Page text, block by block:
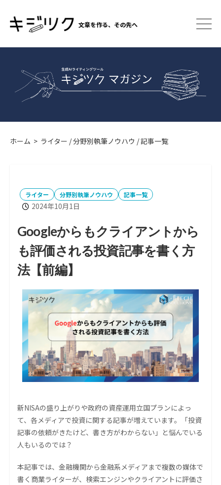
ツ
文章を作る、その先へ
メ
ュ
ホーム > ライター /分野別執筆ノウハウ /記事一覧
テ
ゴ
リ
ライター 分野別執筆ノウハウ 記事一覧
2024年10月1日
Googleからもクライアントから
も評価される投資記事を書く方
法【前編】
新NISAの盛り上がりや政府の資産運用立国プランによっ
て、各メディアで投資に関する記事が増えています。「投資
記事の依頼がきたけど、書き方がわからない」と悩んでいる
人もいるのでは？
本記事では、金融機関から金融系メディアまで複数の媒体で
書く商業ライターが、検索エンジンやクライアントに評価さ